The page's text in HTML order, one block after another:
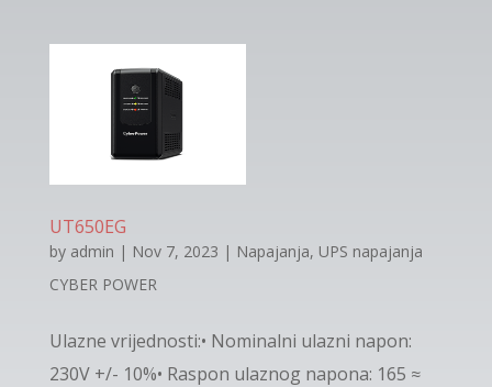
UT650EG
by admin | Nov 7, 2023 | Napajanja, UPS napajanja
CYBER POWER
Ulazne vrijednosti:• Nominalni ulazni napon:
230V +/- 10%• Raspon ulaznog napona: 165 ≈